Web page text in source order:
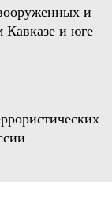
и
Кавказе и юге